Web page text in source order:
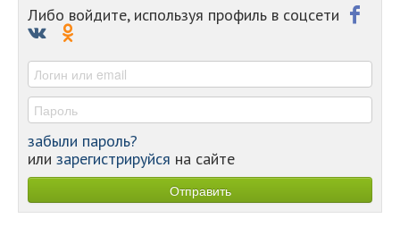
-
Либо войдите, используя профиль в соцсети
забыли пароль?
или зарегистрируйся на сайте